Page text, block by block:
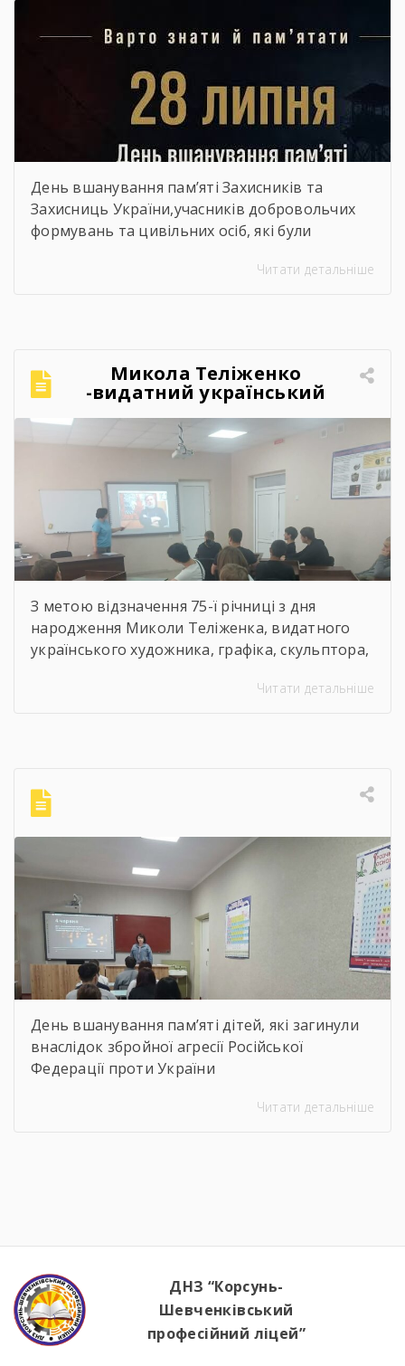
День вшанування пам’яті Захисників та
Захисниць України,учасників добровольчих
формувань та цивільних осіб, які були
Читати детальніше
Микола Теліженко
-видатний український
художник, графік,
скульптор, майстер
декоративно-ужиткового
мистецтва
З метою відзначення 75-ї річниці з дня
народження Миколи Теліженка, видатного
українського художника, графіка, скульптора,
мистецтва, члена Національної спілки
години, під час яких студенти здійснили
віртуальну подорож до музею митця, де
кожен зміг побачити неймовірну
філігранність витинанок, графіки […]
Читати детальніше
День вшанування пам’яті дітей, які загинули
внаслідок збройної агресії Російської
Федерації проти України
Читати детальніше
ДНЗ “Корсунь-
Шевченківський
професійний ліцей”